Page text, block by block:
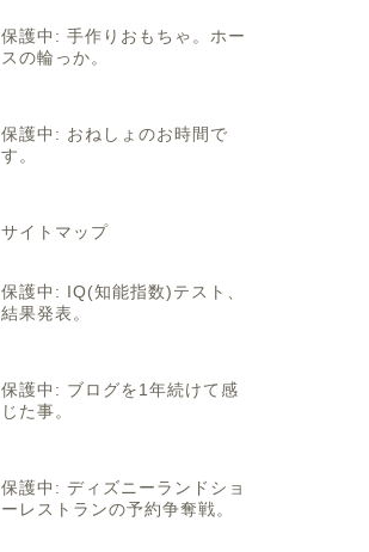
保護中: 手作りおもちゃ。ホー
スの輪っか。
保護中: おねしょのお時間で
す。
サイトマップ
保護中: IQ(知能指数)テスト、
結果発表。
保護中: ブログを1年続けて感
じた事。
保護中: ディズニーランドショ
ーレストランの予約争奪戦。